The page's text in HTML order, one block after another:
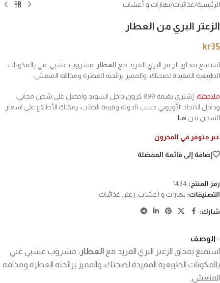
الرئيسية/غذائيات/بهارات و أعشاب
الزعتر البري من العطار
kr35
استمتع بمذاق الزعتر البري الفريد مع العطار، مشروب عشبي غني بالمكونات
الطبيعية المفيدة لصحتك، والمميز برائحته العطرة ومذاقه المنعش.
ملاحظة:
إشتري بقيمة 899 كرون داخل السويد واحصل على شحن مجاني،
وداخل الاتحاد الأوروبي حسب الدولة وقيمة الطلب، يمكنك الأطلاع على اسعار
الشحن من هنا
غير متوفر في المخزون
إضافة إلى قائمة المفضلة
رمز المنتج: 1434
التصنيفات: بهارات و أعشاب زعتر غذائيات
شارك:
الوصف
استمتع بمذاق الزعتر البري الفريد مع العطار ، مشروب عشبي غني
بالمكونات الطبيعية المفيدة لصحتك، والمميز برائحته العطرة ومذاقه
المنعش.